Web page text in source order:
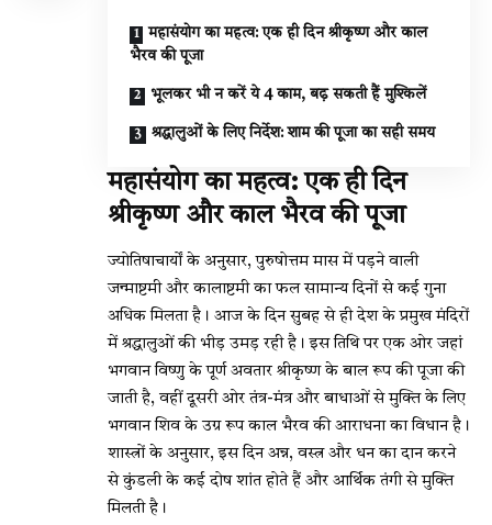
महासंयोग का महत्व: एक ही दिन श्रीकृष्ण और काल
भैरव की पूजा
भूलकर भी न करें ये 4 काम, बढ़ सकती हैं मुश्किलें
श्रद्धालुओं के लिए निर्देश: शाम की पूजा का सही समय
महासंयोग का महत्व: एक ही दिन
श्रीकृष्ण और काल भैरव की पूजा
ज्योतिषाचार्यों के अनुसार, पुरुषोत्तम मास में पड़ने वाली
जन्माष्टमी और कालाष्टमी का फल सामान्य दिनों से कई गुना
अधिक मिलता है। आज के दिन सुबह से ही देश के प्रमुख मंदिरों
में श्रद्धालुओं की भीड़ उमड़ रही है। इस तिथि पर एक ओर जहां
भगवान विष्णु के पूर्ण अवतार श्रीकृष्ण के बाल रूप की पूजा की
जाती है, वहीं दूसरी ओर तंत्र-मंत्र और बाधाओं से मुक्ति के लिए
भगवान शिव के उग्र रूप काल भैरव की आराधना का विधान है।
शास्त्रों के अनुसार, इस दिन अन्न, वस्त्र और धन का दान करने
से कुंडली के कई दोष शांत होते हैं और आर्थिक तंगी से मुक्ति
मिलती है।